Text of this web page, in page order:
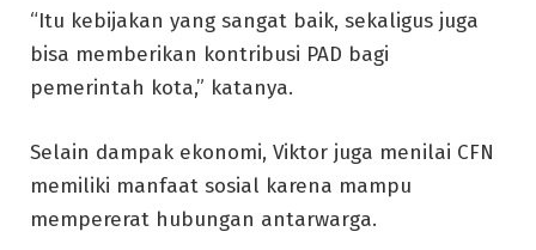
“Itu kebijakan yang sangat baik, sekaligus juga
bisa memberikan kontribusi PAD bagi
pemerintah kota,” katanya.
Selain dampak ekonomi, Viktor juga menilai CFN
memiliki manfaat sosial karena mampu
mempererat hubungan antarwarga.